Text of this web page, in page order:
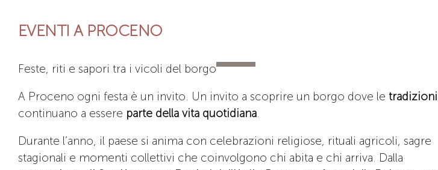
EVENTI A PROCENO
Feste, riti e sapori tra i vicoli del borgo
A Proceno ogni festa è un invito. Un invito a scoprire un borgo dove le tradizioni
continuano a essere parte della vita quotidiana.
Durante l’anno, il paese si anima con celebrazioni religiose, rituali agricoli, sagre
stagionali e momenti collettivi che coinvolgono chi abita e chi arriva. Dalla